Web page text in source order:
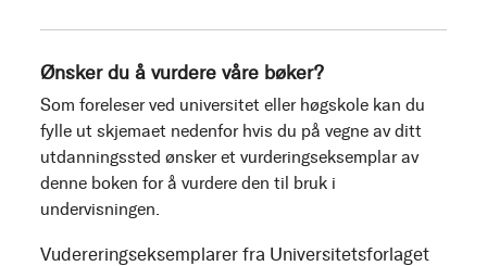
Ønsker du å vurdere våre bøker?
Som foreleser ved universitet eller høgskole kan du
fylle ut skjemaet nedenfor hvis du på vegne av ditt
utdanningssted ønsker et vurderingseksemplar av
denne boken for å vurdere den til bruk i
undervisningen.
Vudereringseksemplarer fra Universitetsforlaget